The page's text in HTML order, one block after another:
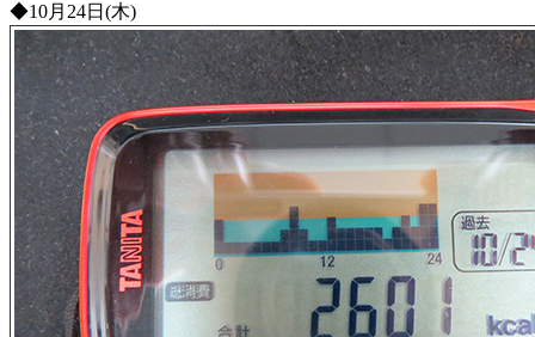
◆10月24日(木)